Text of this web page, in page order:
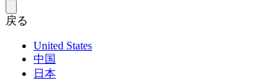
戻る
United States
中国
日本